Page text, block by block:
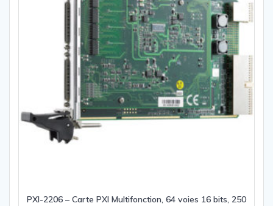
PXI-2206 – Carte PXI Multifonction, 64 voies 16 bits, 250